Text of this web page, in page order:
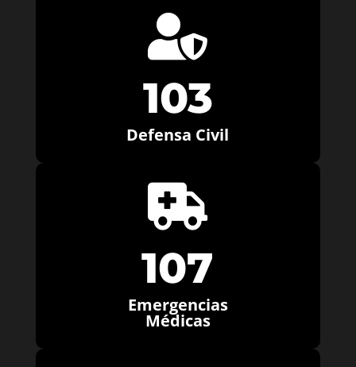

103
Defensa Civil

107
Emergencias
Médicas